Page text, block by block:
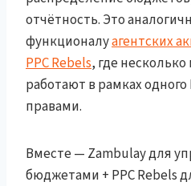
отчётность. Это
функционалуагентских
PPC Rebels, где
работают в рамках одного
правами.
Вместе — Zambulay для
бюджетами + PPC Rebels